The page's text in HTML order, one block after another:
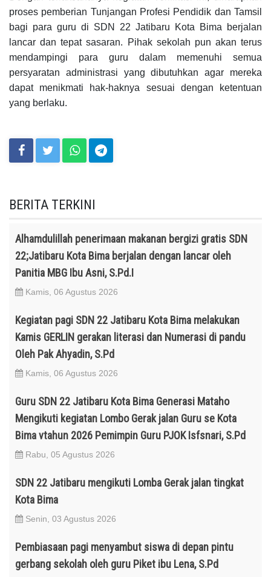
proses pemberian Tunjangan Profesi Pendidik dan Tamsil
bagi para guru di SDN 22 Jatibaru Kota Bima berjalan
lancar dan tepat sasaran. Pihak sekolah pun akan terus
mendampingi para guru dalam memenuhi semua
persyaratan administrasi yang dibutuhkan agar mereka
dapat menikmati hak-haknya sesuai dengan ketentuan
yang berlaku.
BERITA TERKINI
Alhamdulillah penerimaan makanan bergizi gratis SDN
22;Jatibaru Kota Bima berjalan dengan lancar oleh
Panitia MBG Ibu Asni, S.Pd.I
Kamis, 06 Agustus 2026
Kegiatan pagi SDN 22 Jatibaru Kota Bima melakukan
Kamis GERLIN gerakan literasi dan Numerasi di pandu
Oleh Pak Ahyadin, S.Pd
Kamis, 06 Agustus 2026
Guru SDN 22 Jatibaru Kota Bima Generasi Mataho
Mengikuti kegiatan Lombo Gerak jalan Guru se Kota
Bima vtahun 2026 Pemimpin Guru PJOK Isfsnari, S.Pd
Rabu, 05 Agustus 2026
SDN 22 Jatibaru mengikuti Lomba Gerak jalan tingkat
Kota Bima
Senin, 03 Agustus 2026
Pembiasaan pagi menyambut siswa di depan pintu
gerbang sekolah oleh guru Piket ibu Lena, S.Pd